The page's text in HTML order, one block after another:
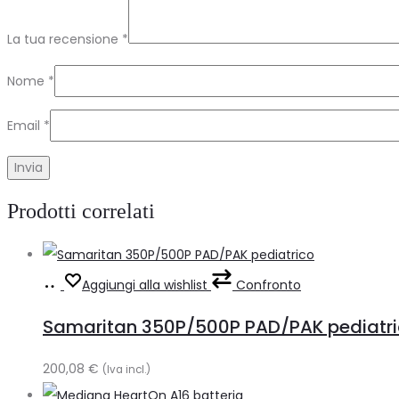
La tua recensione *
Nome *
Email *
Prodotti correlati
Aggiungi
carrello
Aggiungi alla wishlist Confronto
Samaritan 350P/500P PAD/PAK
200,08 € (Iva incl.)